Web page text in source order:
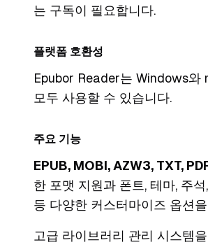
는 구독이 필요합니다.
플랫폼 호환성
Epubor Reader는 Windows와
모두 사용할 수 있습니다.
주요 기능
EPUB, MOBI, AZW3, TXT,
한 포맷 지원과 폰트, 테마, 주
등 다양한 커스터마이즈 옵션
고급 라이브러리 관리 시스템